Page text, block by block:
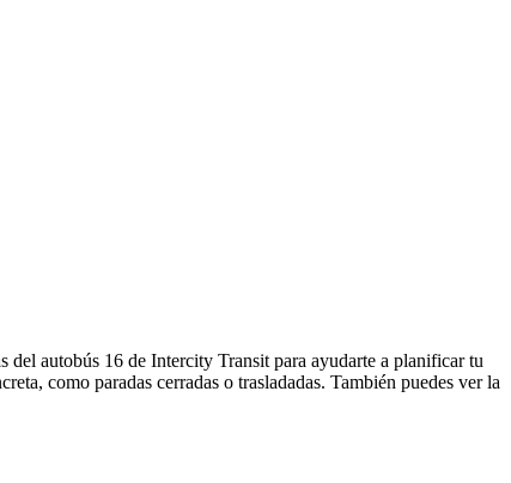
del autobús 16 de Intercity Transit para ayudarte a planificar tu
como paradas cerradas o trasladadas. También puedes ver la